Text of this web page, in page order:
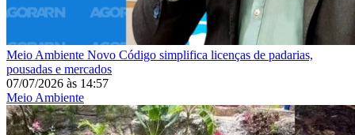
Meio Ambiente Novo Código simplifica licenças de padarias,
pousadas e mercados
07/07/2026 às 14:57
Meio Ambiente